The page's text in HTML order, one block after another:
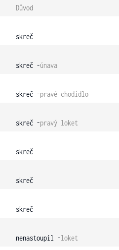
Důvod
skreč
skreč -únava
skreč -pravé chodidlo
skreč -pravý loket
skreč
skreč
skreč
nenastoupil -loket